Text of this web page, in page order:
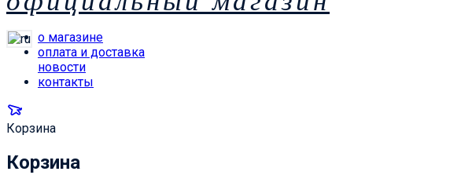
о магазине
оплата и доставка
новости
контакты
Корзина
Корзина